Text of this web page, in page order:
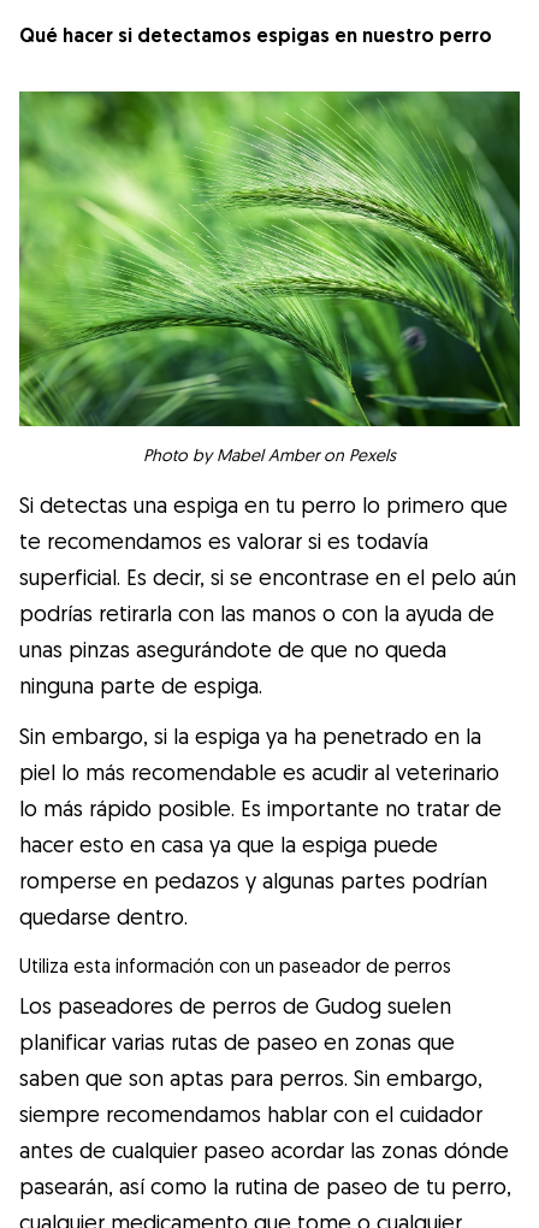
Qué hacer si detectamos espigas en nuestro perro
Photo by Mabel Amber on Pexels
Si detectas una espiga en tu perro lo primero que
te recomendamos es valorar si es todavía
superficial. Es decir, si se encontrase en el pelo aún
podrías retirarla con las manos o con la ayuda de
unas pinzas asegurándote de que no queda
ninguna parte de espiga.
Sin embargo, si la espiga ya ha penetrado en la
piel lo más recomendable es acudir al veterinario
lo más rápido posible. Es importante no tratar de
hacer esto en casa ya que la espiga puede
romperse en pedazos y algunas partes podrían
quedarse dentro.
Utiliza esta información con un paseador de perros
Los paseadores de perros de Gudog suelen
planificar varias rutas de paseo en zonas que
saben que son aptas para perros. Sin embargo,
siempre recomendamos hablar con el cuidador
antes de cualquier paseo acordar las zonas dónde
pasearán, así como la rutina de paseo de tu perro,
cualquier medicamento que tome o cualquier